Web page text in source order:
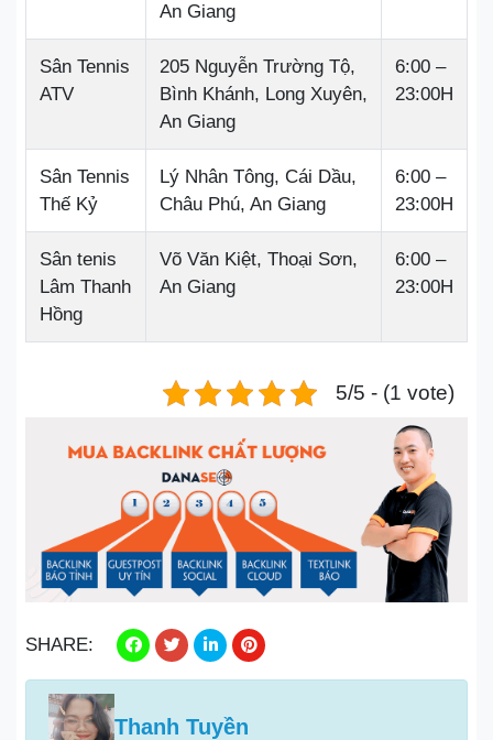
An Giang
Sân Tennis
ATV
205 Nguyễn Trường Tộ,
Bình Khánh, Long Xuyên,
An Giang
6:00 –
23:00H
Sân Tennis
Thế Kỷ
Lý Nhân Tông, Cái Dầu,
Châu Phú, An Giang
6:00 –
23:00H
Sân tenis
Lâm Thanh
Hồng
Võ Văn Kiệt, Thoại Sơn,
An Giang
6:00 –
23:00H
5/5 - (1 vote)
SHARE:
Thanh Tuyền